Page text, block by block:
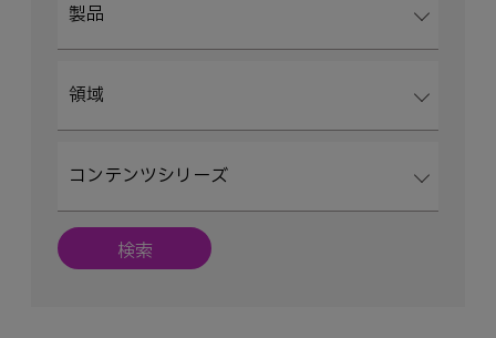
製品
領域
コンテンツシリーズ
検索